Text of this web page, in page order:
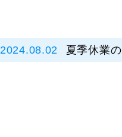
2024.08.02 夏季休業